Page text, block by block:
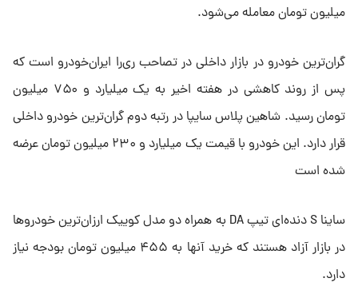
میلیون تومان معامله می‌شود.
گران‌ترین خودرو در بازار داخلی در تصاحب ری‌را ایران‌خودرو است که
پس از روند کاهشی در هفته اخیر به یک میلیارد و ۷۵۰ میلیون
تومان رسید. شاهین پلاس سایپا در رتبه دوم گران‌ترین خودرو داخلی
قرار دارد. این خودرو با قیمت یک میلیارد و ۲۳۰ میلیون تومان عرضه
شده است
ساینا S دنده‌ای تیپ DA به همراه دو مدل کوییک ارزان‌‌ترین خودروها
در بازار آزاد هستند که خرید آنها به ۴۵۵ میلیون تومان بودجه نیاز
دارد.